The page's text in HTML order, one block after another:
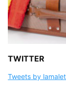
TWITTER
Tweets by